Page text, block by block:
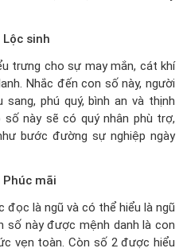
Lộc sinh
trưng cho sự may mắn, cát khí
Nhắc đến con số này, người
phú quý, bình an và thịnh
số này sẽ có quý nhân phù trợ,
bước đường sự nghiệp ngày
Phúc mãi
là ngũ và có thể hiểu là ngũ
số này được mệnh danh là con
vẹn toàn. Còn số 2 được hiểu